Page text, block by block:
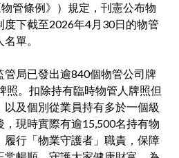
管條例》）規定，刊憲公布物
下截至2026年4月30日的物管
單。
局已發出逾840個物管公司牌
照。扣除持有臨時物管人牌照但
及個別從業員持有多於一個級
，現時實際有逾15,500名持有物
行「物業守護者」職責，保障